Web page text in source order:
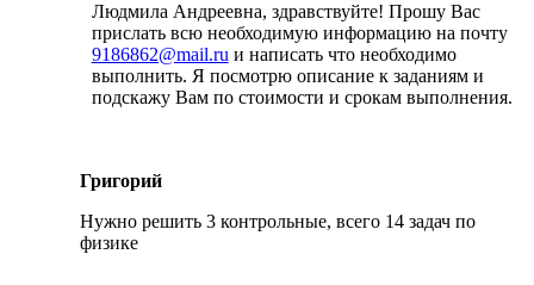
Людмила Андреевна, здравствуйте! Прошу Вас
прислать всю необходимую информацию на почту
9186862@mail.ru и написать что необходимо
выполнить. Я посмотрю описание к заданиям и
подскажу Вам по стоимости и срокам выполнения.
Григорий
Нужно решить 3 контрольные, всего 14 задач по
физике